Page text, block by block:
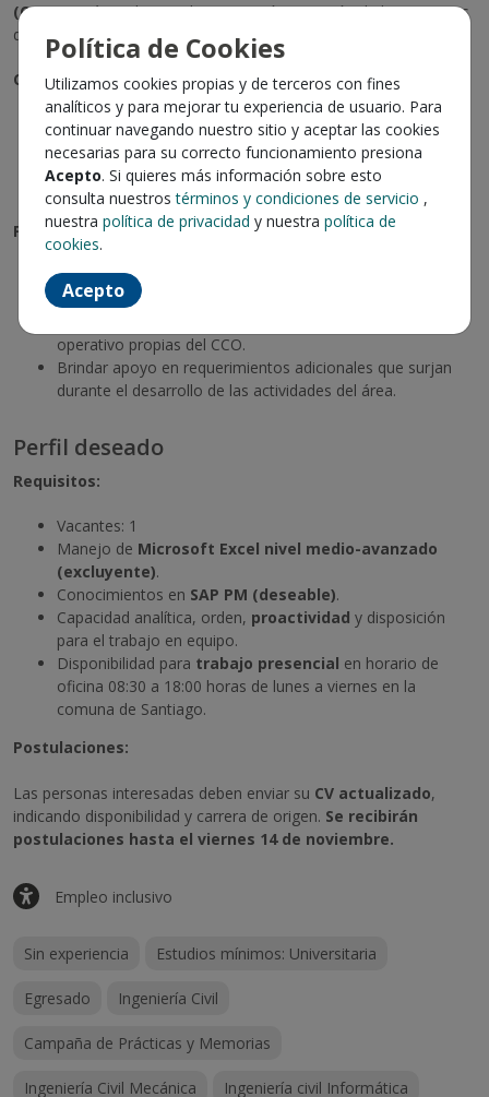
(CCO-EH), área clave en la supervisión y gestión de los sistemas
de producción y distribución de agua potable y saneamiento.
Carreras requeridas:
Ingeniería Civil
Ingeniería Civil Mecánica
Ingeniería Civil Informática
Ingeniería Civil Industrial
Funciones principales:
Apoyar en el
activos de la compañía en el sistema SAP PM
operativo propias del CCO.
Brindar apoyo en requerimientos adicionales que surjan
durante el desarrollo de las actividades del área.
Perfil deseado
Requisitos:
Vacantes: 1
Manejo de Microsoft Excel nivel medio-avanzado
(excluyente).
Conocimientos en SAP PM (deseable).
Capacidad analítica, orden, proactividad y disposición
para el trabajo en equipo.
Disponibilidad para trabajo presencial en horario de
oficina 08:30 a 18:00 horas de lunes a viernes en la
comuna de Santiago.
Postulaciones:
Las personas interesadas deben enviar su CV actualizado,
indicando disponibilidad y carrera de origen. Se recibirán
postulaciones hasta el viernes 14 de noviembre.
Empleo inclusivo
Sin experiencia Estudios mínimos: Universitaria
Egresado Ingeniería Civil
Campaña de Prácticas y Memorias
Ingeniería Civil Mecánica Ingeniería civil Informática
Política de Cookies
Utilizamos cookies propias y de terceros con fines
analíticos y para mejorar tu experiencia de usuario. Para
continuar navegando nuestro sitio y aceptar las cookies
necesarias para su correcto funcionamiento presiona
Acepto. Si quieres más información sobre esto
consulta nuestrostérminos y condiciones de servicio ,
nuestra política de privacidad y nuestra política de
cookies.
Acepto